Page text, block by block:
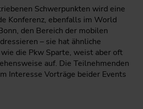
Schwerpunkten wird eine
Konferenz, ebenfalls im World
den Bereich der mobilen
– sie hat ähnliche
die Pkw Sparte, weist aber oft
auf. Die Teilnehmenden
Interesse Vorträge beider Events